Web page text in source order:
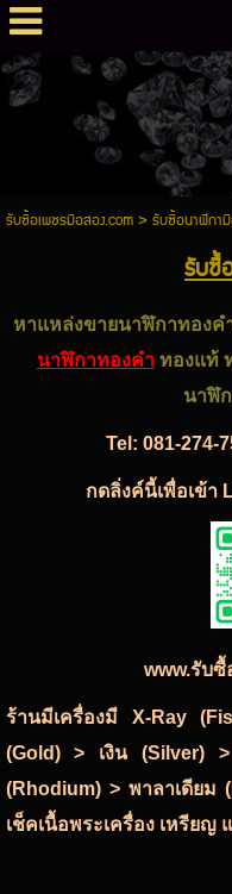
รับซื้อเพชรมือสอง.com> รับซื้อนาฬิกา
รับซื้
หาแหล่งขายนาฬิกาทองค
นาฬิกาทองคำทองแท้
นาฬิ
Tel:081-274-
กดลิ่งค์นี้เพื่อเข้า
www.รับ
ร้านมีเครื่องมี X-Ray
(Gold) > เงิน (Silver)
(Rhodium) > พาลาเดียม
เช็คเนื้อพระเครื่อง เหรียญ